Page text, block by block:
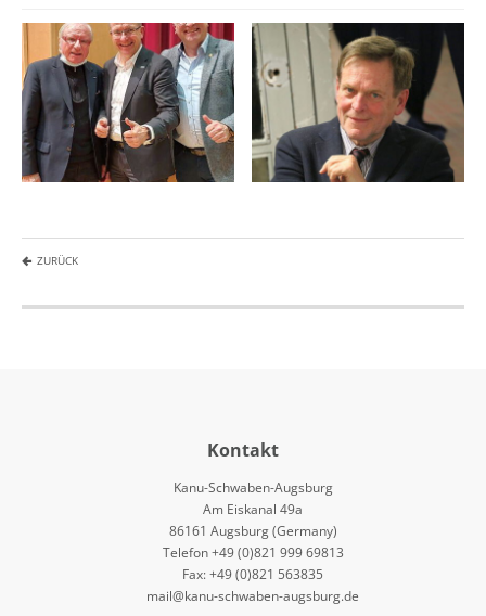
ZURÜCK
Kontakt
Kanu-Schwaben-Augsburg
Am Eiskanal 49a
86161 Augsburg (Germany)
Telefon +49 (0)821 999 69813
Fax: +49 (0)821 563835
mail@kanu-schwaben-augsburg.de